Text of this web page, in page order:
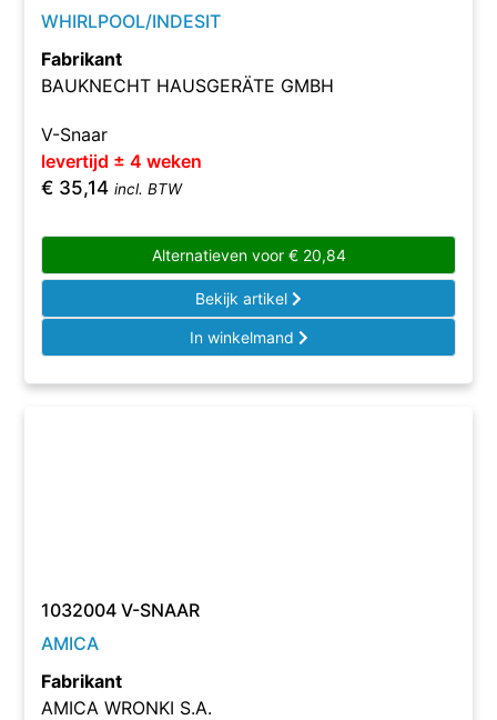
WHIRLPOOL/INDESIT
Fabrikant
BAUKNECHT HAUSGERÄTE GMBH
V-Snaar
levertijd ± 4 weken
€ 35,14 incl. BTW
Alternatieven voor €20,84
Bekijk artikel
In winkelmand
1032004 V-SNAAR
AMICA
Fabrikant
AMICA WRONKI S.A.